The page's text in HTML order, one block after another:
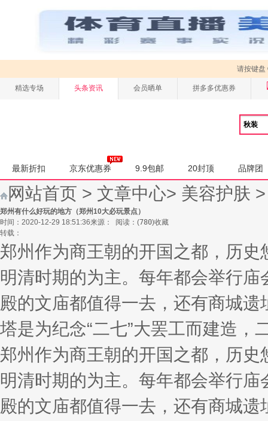
请按键盘
精选专场 头条资讯 会员晒单 拼多多优惠券
最新折扣 京东优惠券 9.9包邮 20封顶 品牌团
网站首页 > 文章中心> 美容护肤
郑州有什么好玩的地方（郑州10大必玩景点）
时间：2020-12-29 18:51:36来源： 阅读： (780)收藏
转载：
郑州作为商王朝的开国之都，历
明清时期的为主。每年都会举行
殿的文庙都值得一去，还有商城
塔是为纪念“二七”大罢工而建造，
郑州作为商王朝的开国之都，历
明清时期的为主。每年都会举行
殿的文庙都值得一去，还有商城